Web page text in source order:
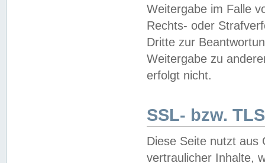
Weitergabe im Falle
Rechts- oder
Dritte zur
Weitergabe zu
erfolgt nicht.
SSL- bzw.
Diese Seite nutzt aus
vertraulicher Inhalte,